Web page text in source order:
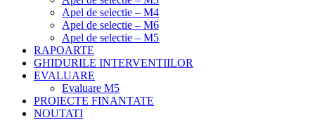
Apel de selectie – M4
Apel de selectie – M6
Apel de selectie – M5
RAPOARTE
GHIDURILE INTERVENTIILOR
EVALUARE
Evaluare M5
PROIECTE FINANTATE
NOUTATI